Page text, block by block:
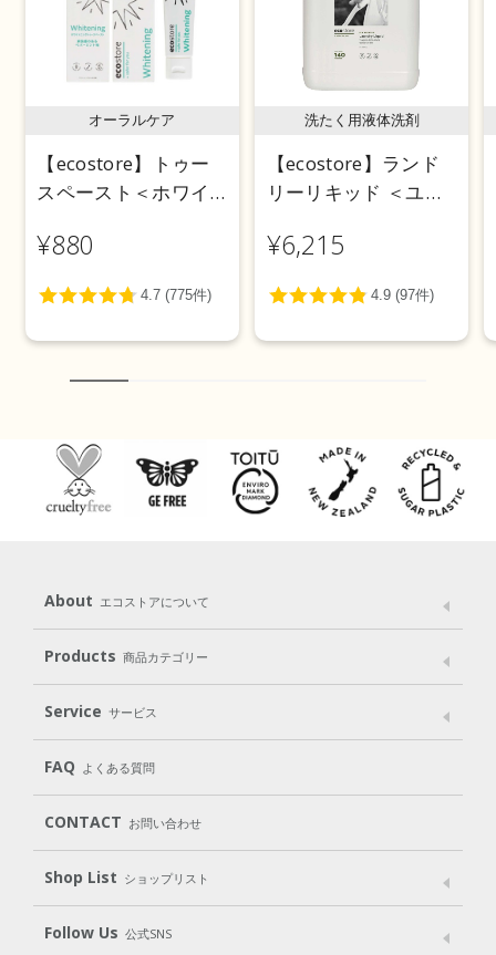
オーラルケア
【ecostore】トゥー
スペースト＜ホワイ
¥880
洗たく用液体洗剤
【ecostore】ランド
リーリキッド ＜ユー
¥6,215
About エコストアについて
メッセージ ブランドストーリー
パッケージへのこだわり
動物実験をしない
Products 商品カテゴリー
Laundry
Cleaning Baby Kids
Body（ボディ） Hair（ヘア） Oral care（オーラルケア）
Goods （グッズ）
Gift set
Service サービス
User Guide
Subscription（定期便）
FAQ よくある質問
CONTACT お問い合わせ
Shop List ショップリスト
Shop List
Follow Us 公式SNS